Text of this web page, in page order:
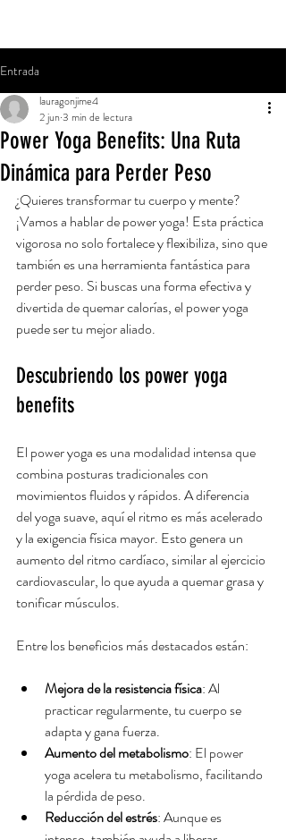
Entrada
Power Yoga Benefits: Una Ruta
Dinámica para Perder Peso
lauragonjime4
2 jun3 min de lectura
¿Quieres transformar tu cuerpo y mente?
¡Vamos a hablar de power yoga! Esta práctica
vigorosa no solo fortalece y flexibiliza, sino que
también es una herramienta fantástica para
perder peso. Si buscas una forma efectiva y
divertida de quemar calorías, el power yoga
puede ser tu mejor aliado.
Descubriendo los power yoga
benefits
El power yoga es una modalidad intensa que
combina posturas tradicionales con
movimientos fluidos y rápidos. A diferencia
del yoga suave, aquí el ritmo es más acelerado
y la exigencia física mayor. Esto genera un
aumento del ritmo cardíaco, similar al ejercicio
cardiovascular, lo que ayuda a quemar grasa y
tonificar músculos.
Entre los beneficios más destacados están:
Mejora de la resistencia física: Al
practicar regularmente, tu cuerpo se
adapta y gana fuerza.
Aumento del metabolismo: El power
yoga acelera tu metabolismo, facilitando
la pérdida de peso.
Reducción del estrés: Aunque es